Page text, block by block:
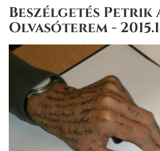
Beszélgetés
Olvasóterem -